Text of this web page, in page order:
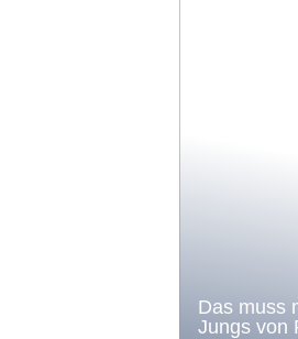
Das muss
Jungs von